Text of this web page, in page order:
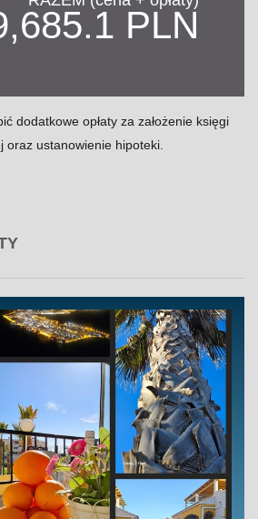
PLN
dodatkowe opłaty za założenie księgi
oraz ustanowienie hipoteki.